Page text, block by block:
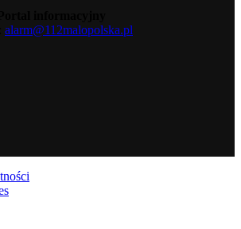
alarm@112malopolska.pl